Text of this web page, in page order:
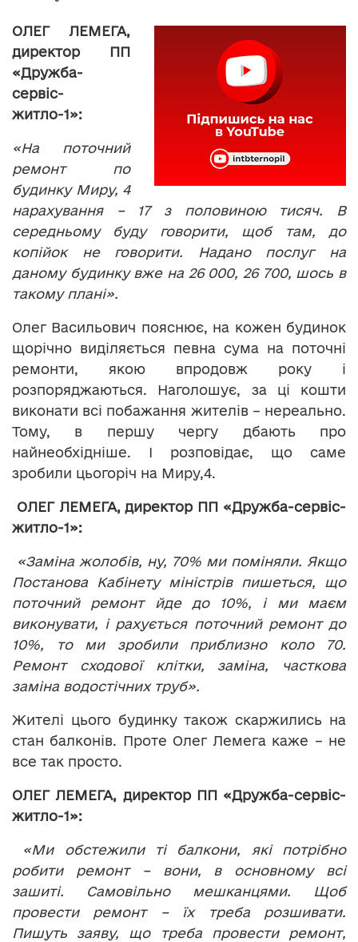
ОЛЕГ ЛЕМЕГА,
директор ПП
«Дружба-
сервіс-
житло-1»:
«На поточний
ремонт по
будинку Миру, 4
нарахування – 17 з половиною тисяч. В
середньому буду говорити, щоб там, до
копійок не говорити. Надано послуг на
даному будинку вже на 26 000, 26 700, шось в
такому плані».
Олег Васильович пояснює, на кожен будинок
щорічно виділяється певна сума на поточні
ремонти, якою впродовж року і
розпоряджаються. Наголошує, за ці кошти
виконати всі побажання жителів – нереально.
Тому, в першу чергу дбають про
найнеобхідніше. І розповідає, що саме
зробили цьогоріч на Миру,4.
ОЛЕГ ЛЕМЕГА, директор ПП «Дружба-сервіс-
житло-1»:
«Заміна жолобів, ну, 70% ми поміняли. Якщо
Постанова Кабінету міністрів пишеться, що
поточний ремонт йде до 10%, і ми маєм
виконувати, і рахується поточний ремонт до
10%, то ми зробили приблизно коло 70.
Ремонт сходової клітки, заміна, часткова
заміна водостічних труб».
Жителі цього будинку також скаржились на
стан балконів. Проте Олег Лемега каже – не
все так просто.
ОЛЕГ ЛЕМЕГА, директор ПП «Дружба-сервіс-
житло-1»:
«Ми обстежили ті балкони, які потрібно
робити ремонт – вони, в основному всі
зашиті. Самовільно мешканцями. Щоб
провести ремонт – їх треба розшивати.
Пишуть заяву, що треба провести ремонт,